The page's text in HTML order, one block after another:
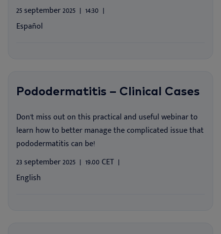
25 september 2025
14:30
Español
Pododermatitis – Clinical Cases
Don't miss out on this practical and useful webinar to
learn how to better manage the complicated issue that
pododermatitis can be!
23 september 2025
19.00 CET
English